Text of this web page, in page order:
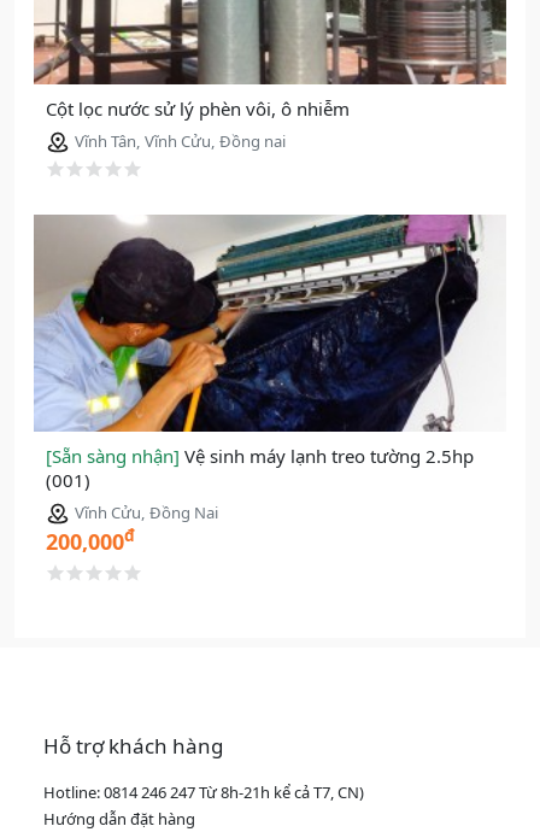
Cột lọc nước sử lý phèn vôi, ô nhiễm
Vĩnh Tân, Vĩnh Cửu, Đồng nai
[Sẵn sàng nhận] Vệ sinh máy lạnh treo tường 2.5hp
(001)
Vĩnh Cửu, Đồng Nai
200,000đ
Hỗ trợ khách hàng
Hotline: 0814 246 247 Từ 8h-21h kể cả T7, CN)
Hướng dẫn đặt hàng